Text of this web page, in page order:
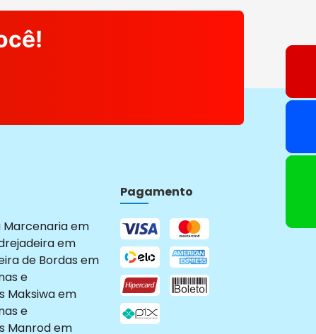
Marcenaria em
em
de Bordas em
e
Maksiwa em
e
Manrod em
Pagamento